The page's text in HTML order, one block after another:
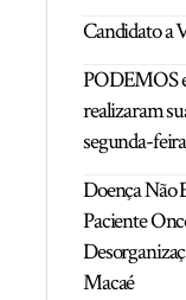
Candidato a
PODEMOS
realizaram
segunda-feira
Doença Não
Paciente
Macaé